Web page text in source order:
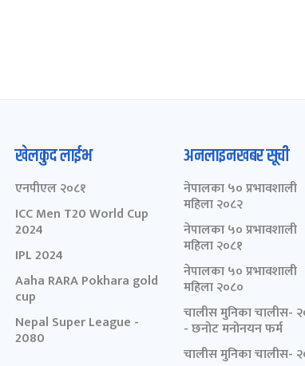
खेलकुद लाईभ
एनपीएल २०८१
ICC Men T20 World Cup
2024
IPL 2024
Aaha RARA Pokhara gold
cup
Nepal Super League -
2080
अनलाइनखबर सूची
नेपालका ५० प्रभावशाली
महिला २०८२
नेपालका ५० प्रभावशाली
महिला २०८१
नेपालका ५० प्रभावशाली
महिला २०८०
चालीस मुनिका चालीस-
- छनोट मनोनयन फर्म
चालीस मुनिका चालीस-